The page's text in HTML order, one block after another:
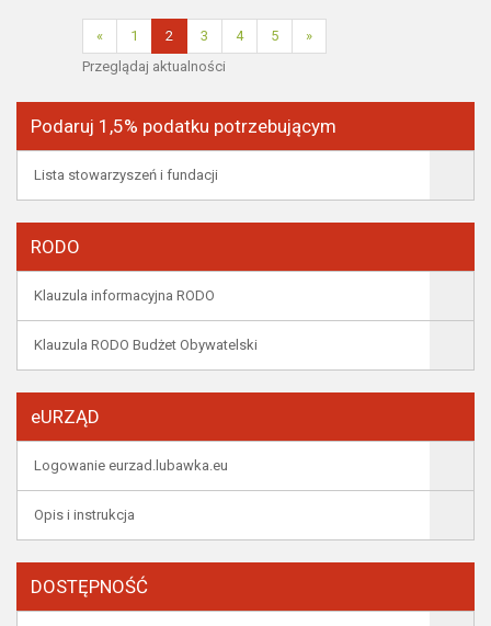
« 1 2 3 4 5
»
Przeglądaj aktualności
Podaruj 1,5% podatku potrzebującym
Lista stowarzyszeń i fundacji
RODO
Klauzula informacyjna RODO
Klauzula RODO Budżet Obywatelski
eURZĄD
Logowanie eurzad.lubawka.eu
Opis i instrukcja
DOSTĘPNOŚĆ